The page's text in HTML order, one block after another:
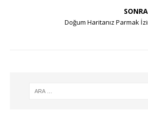
Doğum Haritanız Parmak